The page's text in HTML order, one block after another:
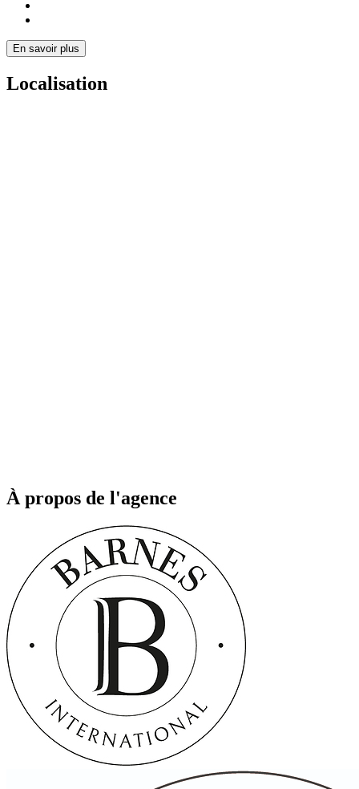
En savoir plus
Localisation
À propos de l'agence